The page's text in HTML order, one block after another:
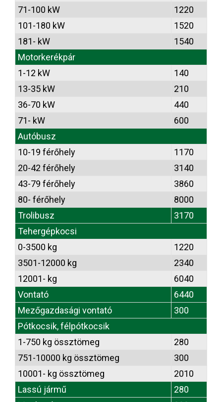
71-100 kW
1220
101-180 kW
1520
181- kW
1540
Motorkerékpár
1-12 kW
140
13-35 kW
210
36-70 kW
440
71- kW
600
Autóbusz
10-19 férőhely
1170
20-42 férőhely
3140
43-79 férőhely
3860
80- férőhely
8000
Trolibusz
3170
Tehergépkocsi
0-3500 kg
1220
3501-12000 kg
2340
12001- kg
6040
Vontató
6440
Mezőgazdasági vontató
300
Pótkocsik, félpótkocsik
1-750 kg össztömeg
280
751-10000 kg össztömeg
300
10001- kg össztömeg
2010
Lassú jármű
280